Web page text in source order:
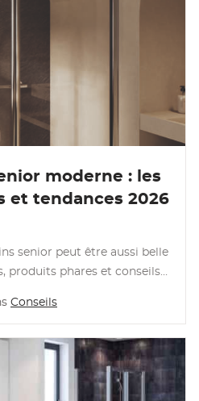
moderne : les
et tendances 2026
senior peut être aussi belle
produits phares et conseils
Conseils